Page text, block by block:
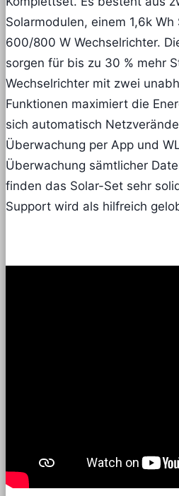
Solarmodulen, einem 1,6k
600/800 W Wechselrichter.
sorgen für bis zu 30 % mehr
Wechselrichter mit zwei
Funktionen maximiert die
sich automatisch
Überwachung per App und
Überwachung sämtlicher
finden das Solar-Set sehr
Support wird als hilfreich